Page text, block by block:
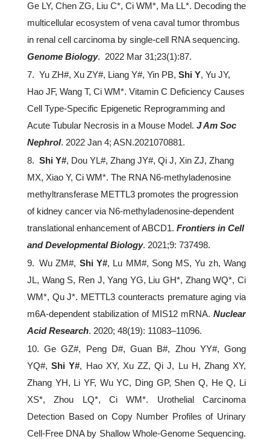
Ge LY, Chen ZG, Liu C*, Ci WM*, Ma LL*. Decoding the
multicellular ecosystem of vena caval tumor thrombus
in renal cell carcinoma by single-cell RNA sequencing.
Genome Biology. 2022 Mar 31;23(1):87.
7. Yu ZH#, Xu ZY#, Liang Y#, Yin PB, Shi Y, Yu JY,
Hao JF, Wang T, Ci WM*. Vitamin C Deficiency Causes
Cell Type-Specific Epigenetic Reprogramming and
Acute Tubular Necrosis in a Mouse Model. J Am Soc
Nephrol. 2022 Jan 4; ASN.2021070881.
8. Shi Y#, Dou YL#, Zhang JY#, Qi J, Xin ZJ, Zhang
MX, Xiao Y, Ci WM*. The RNA N6-methyladenosine
methyltransferase METTL3 promotes the progression
of kidney cancer via N6-methyladenosine-dependent
translational enhancement of ABCD1. Frontiers in Cell
and Developmental Biology. 2021;9: 737498.
9. Wu ZM#, Shi Y#, Lu MM#, Song MS, Yu zh, Wang
JL, Wang S, Ren J, Yang YG, Liu GH*, Zhang WQ*, Ci
WM*, Qu J*. METTL3 counteracts premature aging via
m6A-dependent stabilization of MIS12 mRNA. Nuclear
Acid Research. 2020; 48(19): 11083–11096.
10. Ge GZ#, Peng D#, Guan B#, Zhou YY#, Gong
YQ#,Shi Y#, Hao XY, Xu ZZ, Qi J, Lu H, Zhang XY,
Zhang YH, Li YF, Wu YC, Ding GP, Shen Q, He Q, Li
XS*, Zhou LQ*, Ci WM*. Urothelial Carcinoma
Detection Based on Copy Number Profiles of Urinary
Cell-Free DNA by Shallow Whole-Genome Sequencing.